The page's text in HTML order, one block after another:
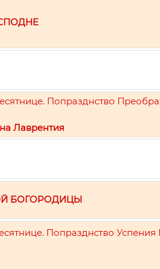
Попразднство
Лаврентия
БОГОРОДИЦЫ
Попразднство Успения